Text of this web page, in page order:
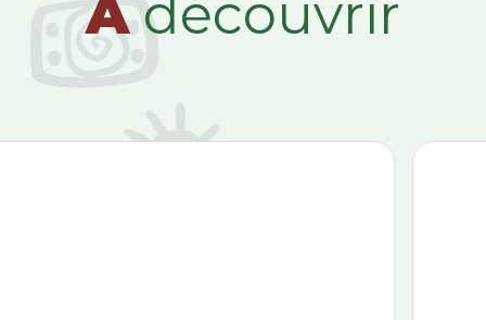
Adécouvrir